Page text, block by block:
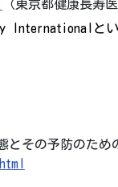
（東京都健康長寿
Internationalとい
とその予防のため